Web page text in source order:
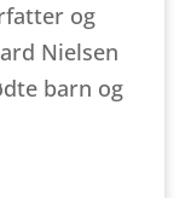
og
Nielsen
barn og